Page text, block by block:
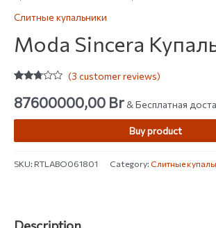
Слитные купальники
Moda Sincera
2.67
out of
customer
(3 customer reviews)
87600000,00 Br& Бесплатная
Buy product
SKU:RTLABO061801 Category:Слитные